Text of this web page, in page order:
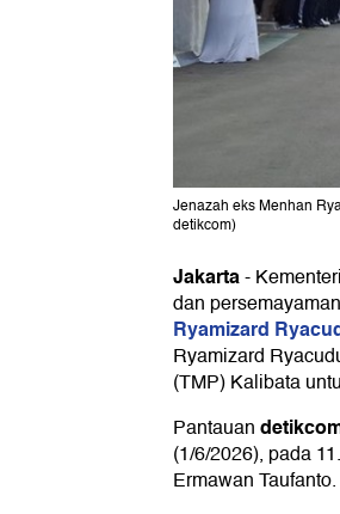
Jenazah eks Menhan
detikcom)
Jakarta-
dan
Ryamizard
Ryamizard
(TMP) Kalibata
Pantauan
(1/6/2026), pada
Ermawan Taufanto.